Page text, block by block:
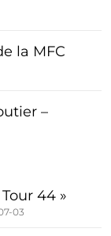
la MFC
–
44 »
03